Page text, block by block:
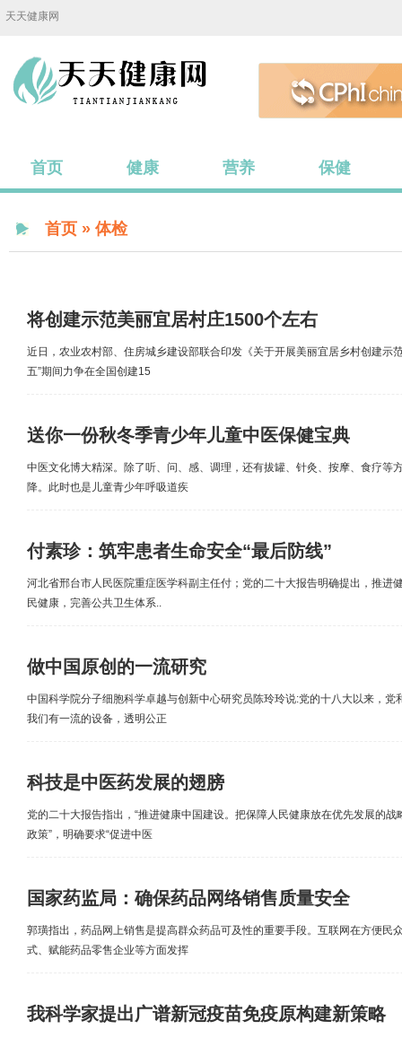
天天健康网
首页 健康 营养 保健
首页 »体检
将创建示范美丽宜居村庄1500个左右
近日，农业农村部、住房城乡建设部联合印发《关于开展美丽宜居乡村创建示
五”期间力争在全国创建15
送你一份秋冬季青少年儿童中医保健宝典
中医文化博大精深。除了听、问、感、调理，还有拔罐、针灸、按摩、食疗等
降。此时也是儿童青少年呼吸道疾
付素珍：筑牢患者生命安全“最后防线”
河北省邢台市人民医院重症医学科副主任付；党的二十大报告明确提出，推进
民健康，完善公共卫生体系..
做中国原创的一流研究
中国科学院分子细胞科学卓越与创新中心研究员陈玲玲说:党的十八大以来，党
我们有一流的设备，透明公正
科技是中医药发展的翅膀
党的二十大报告指出，“推进健康中国建设。把保障人民健康放在优先发展的
政策”，明确要求“促进中医
国家药监局：确保药品网络销售质量安全
郭璜指出，药品网上销售是提高群众药品可及性的重要手段。互联网在方便民
式、赋能药品零售企业等方面发挥
我科学家提出广谱新冠疫苗免疫原构建新策略